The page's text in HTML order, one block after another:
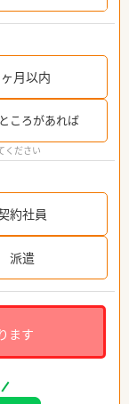
月以内
ころがあれば
ください
約社員
派遣
ます